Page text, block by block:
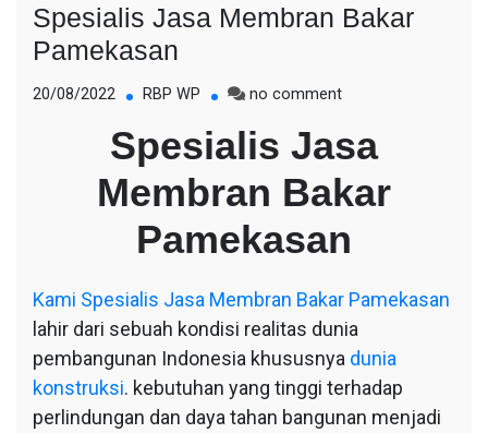
Spesialis Jasa Membran Bakar
Pamekasan
20/08/2022 RBP WP no commenton
Jasa
Membran
Bakar
Pamekasan
Spesialis Jasa
Membran Bakar
Pamekasan
Kami Spesialis Jasa Membran Bakar Pamekasan
lahir dari sebuah kondisi realitas dunia
pembangunan Indonesia khususnya dunia
konstruksi. kebutuhan yang tinggi terhadap
perlindungan dan daya tahan bangunan menjadi